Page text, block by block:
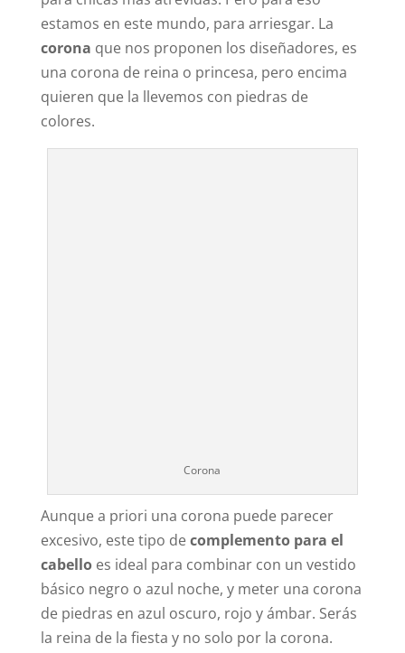
estamos en este mundo, para arriesgar. La
corona que nos proponen los diseñadores, es
una corona de reina o princesa, pero encima
quieren que la llevemos con piedras de
colores.
Corona
Aunque a priori una corona puede parecer
excesivo, este tipo decomplemento para el
cabelloes ideal para combinar con un vestido
básico negro o azul noche, y meter una corona
de piedras en azul oscuro, rojo y ámbar. Serás
la reina de la fiesta y no solo por la corona.